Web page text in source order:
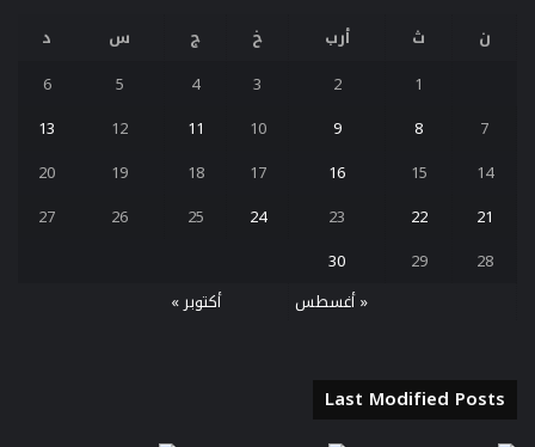
ن
ث أرب خ ج س د
« أغسطس أكتوبر »
1
2
3
4
5
6
7
8
9
10
11
12
13
14
15
16
17
18
19
20
21
22
23
24
25
26
27
28
29
30
Last Modified Posts